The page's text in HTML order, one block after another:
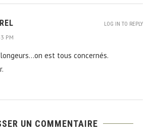
PM
est tous concernés.
LOG IN TO REPLY
UN COMMENTAIRE